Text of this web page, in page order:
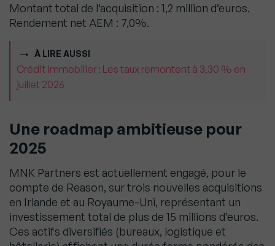
Montant total de l’acquisition : 1,2 million d’euros.
Rendement net AEM : 7,0%.
À LIRE AUSSI
Crédit immobilier : Les taux remontent à 3,30 % en
juillet 2026
Une roadmap ambitieuse pour
2025
MNK Partners est actuellement engagé, pour le
compte de Reason, sur trois nouvelles acquisitions
en Irlande et au Royaume-Uni, représentant un
investissement total de plus de 15 millions d’euros.
Ces actifs diversifiés (bureaux, logistique et